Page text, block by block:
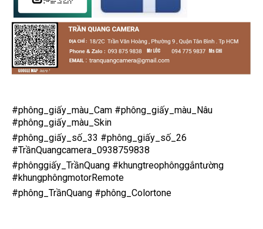
#phông_giấy_màu_Cam #phông_giấy_màu_Nâu
#phông_giấy_màu_Skin
#phông_giấy_số_33 #phông_giấy_số_26
#TrầnQuangcamera_0938759838
#phônggiấy_TrầnQuang #khungtreophônggắntường
#khungphôngmotorRemote
#phông_TrầnQuang #phông_Colortone